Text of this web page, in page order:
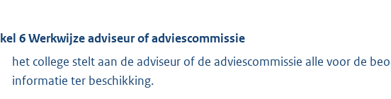
6 Werkwijze adviseur of adviescommissie
het college stelt aan de adviseur of de adviescommissie alle voor de
informatie ter beschikking.